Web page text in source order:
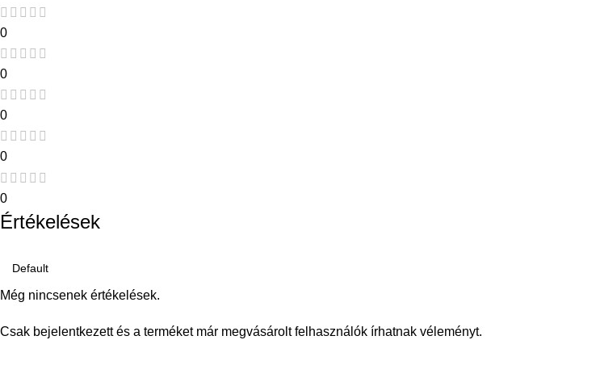
0
0
0
0
0
Értékelések
Még nincsenek értékelések.
Csak bejelentkezett és a terméket már megvásárolt felhasználók írhatnak véleményt.